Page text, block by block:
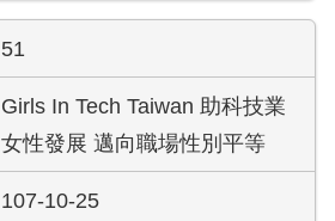
51
Girls In Tech Taiwan 助科技業
女性發展 邁向職場性別平等
107-10-25